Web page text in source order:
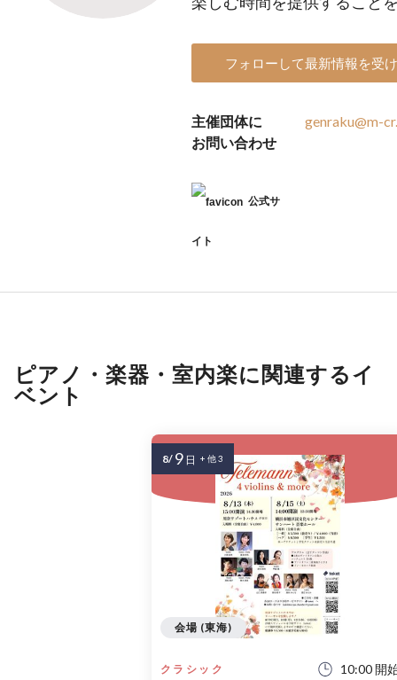
フォローして最新情報を受
主催団体に
お問い合わせ
genraku@m-
公式サ
イト
ピアノ・楽器・室内楽に関連するイ
ベント
クラシック 10:00 開
会場 (東海)
8/ 9 日 + 他 3